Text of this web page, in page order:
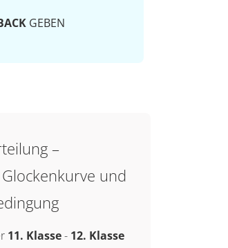
GEBEN
–
und
11. Klasse- 12. Klasse